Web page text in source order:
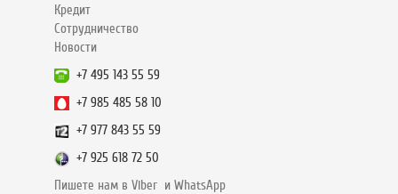
Кредит
Сотрудничество
Новости
+7 495 143 55 59
+7 985 485 58 10
+7 977 843 55 59
+7 925 618 72 50
Пишете нам в Viber и WhatsApp